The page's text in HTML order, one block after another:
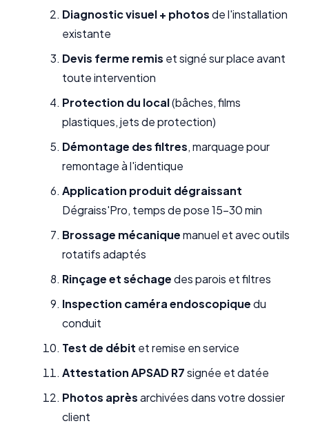
Diagnostic visuel + photosde l'installation
existante
Devis ferme remis et signé sur place avant
toute intervention
Protection du local(bâches, films
plastiques, jets de protection)
Démontage des filtres, marquage pour
remontage à l'identique
Application produit dégraissant
Dégraiss'Pro, temps de pose 15-30 min
Brossage mécaniquemanuel et avec outils
rotatifs adaptés
Rinçage et séchagedes parois et filtres
Inspection caméra endoscopiquedu
conduit
Test de débit et remise en service
Attestation APSAD R7signée et datée
Photos aprèsarchivées dans votre dossier
client